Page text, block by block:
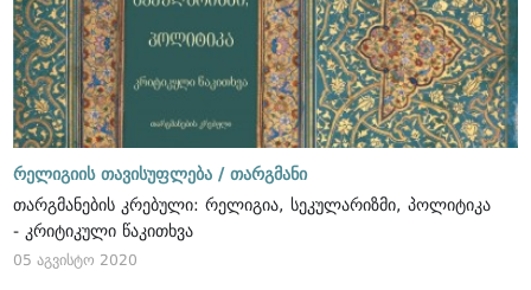
რელიგიის თავისუფლება / თარგმანი
თარგმანების კრებული: რელიგია, სეკულარიზმი, პოლიტიკა
- კრიტიკული წაკითხვა
05 აგვისტო 2020